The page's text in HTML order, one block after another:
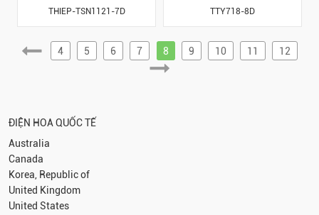
THIEP-TSN1121-7D TTY718-8D
4 5 6 7 8 9 10 11 12
ĐIỆN HOA QUỐC TẾ
Australia
Canada
Korea, Republic of
United Kingdom
United States